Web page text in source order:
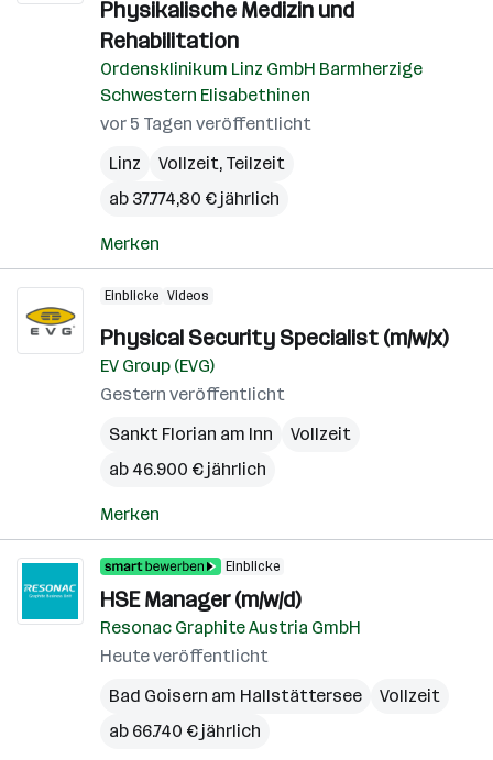
Physikalische Medizin und
Rehabilitation
Ordensklinikum Linz GmbH Barmherzige
Schwestern Elisabethinen
vor 5 Tagen veröffentlicht
Linz
Vollzeit, Teilzeit
ab 37.774,80 € jährlich
Merken
Einblicke Videos
Physical Security Specialist (m/w/x)
EV Group (EVG)
Gestern veröffentlicht
Sankt Florian am Inn
Vollzeit
ab 46.900 € jährlich
Merken
Einblicke
HSE Manager (m/w/d)
Resonac Graphite Austria GmbH
Heute veröffentlicht
Bad Goisern am Hallstättersee
Vollzeit
ab 66.740 € jährlich